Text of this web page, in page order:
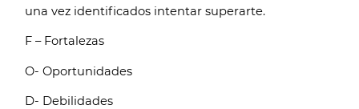
una vez identificados intentar superarte.
F – Fortalezas
O- Oportunidades
D- Debilidades